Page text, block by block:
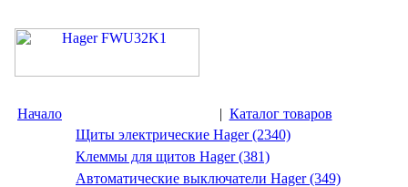
Начало | Каталог товаров
Щиты электрические Hager (2340)
Клеммы для щитов Hager (381)
Автоматические выключатели Hager (349)